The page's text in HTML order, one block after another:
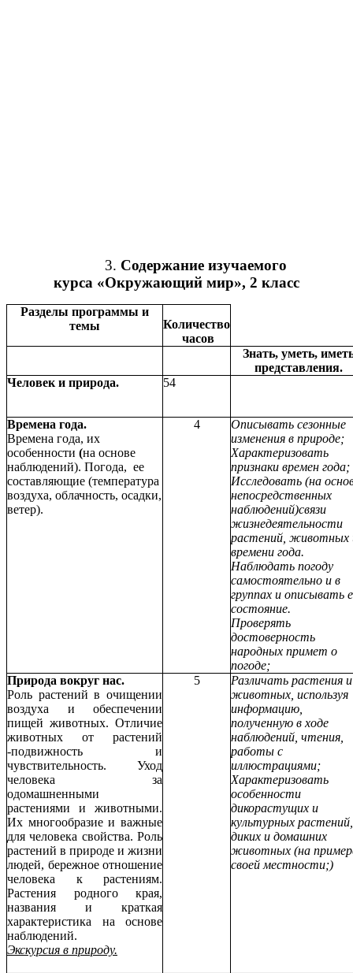
3. Содержание изучаемого
курса «Окружающий мир», 2 класс
Разделы программы и
темы
Количество
часов
Знать, уметь,
представления.
Человек и природа.
54
Времена года.
Времена года, их
особенности (на основе
наблюдений). Погода, ее
составляющие (температура
воздуха, облачность, осадки,
ветер).
4
Описывать сезонные
изменения в природе;
Характеризовать
признаки времен года;
Исследовать (на
непосредственных
наблюдений)связи
жизнедеятельности
растений, животных
времени года.
Наблюдать погоду
самостоятельно и в
группах и описывать
состояние.
Проверять
достоверность
народных примет о
погоде;
Природа вокруг нас.
Роль растений в очищении
воздуха и обеспечении
пищей животных. Отличие
животных от растений
-подвижность и
чувствительность. Уход
человека за
одомашненными
растениями и животными.
Их многообразие и важные
для человека свойства. Роль
растений в природе и жизни
людей, бережное отношение
человека к растениям.
Растения родного края,
названия и краткая
характеристика на основе
наблюдений.
Экскурсия в природу.
5
Различать растения и
животных, используя
информацию,
полученную в ходе
наблюдений, чтения,
работы с
иллюстрациями;
Характеризовать
особенности
дикорастущих и
культурных растений,
диких и домашних
животных (на
своей местности;)